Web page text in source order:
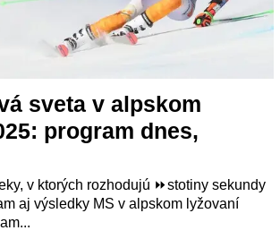
sveta v alpskom
program dnes,
v ktorých rozhodujú ⏩stotiny sekundy
aj výsledky MS v alpskom lyžovaní